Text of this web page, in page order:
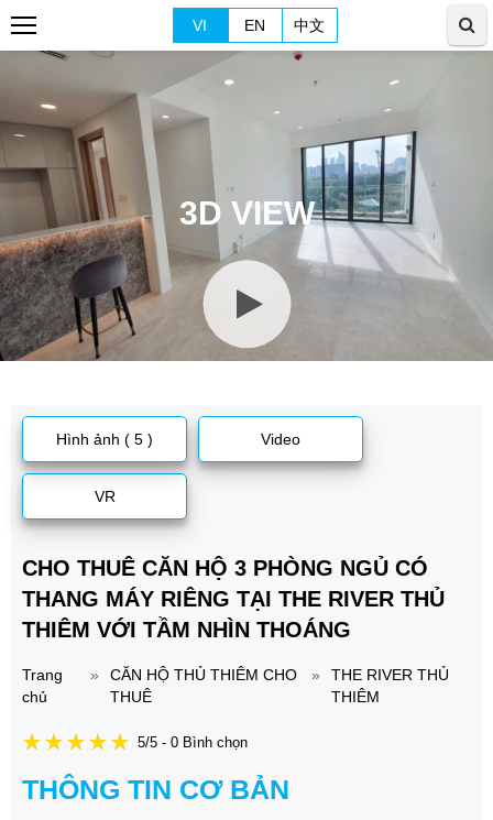
VI EN 中文
3D VIEW
Hình ảnh ( 5 ) Video
VR
CHO THUÊ CĂN HỘ 3 PHÒNG NGỦ CÓ
THANG MÁY RIÊNG TẠI THE RIVER THỦ
THIÊM VỚI TẦM NHÌN THOÁNG
Trang
chủ
»
CĂN HỘ THỦ THIÊM CHO
THUÊ
»
THE RIVER THỦ
THIÊM
5/5 - 0 Bình chọn
THÔNG TIN CƠ BẢN